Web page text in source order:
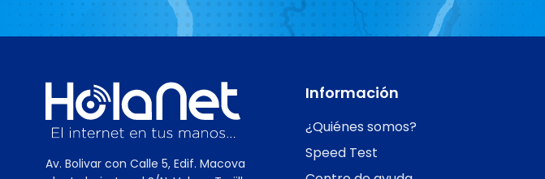
Av. Bolivar con Calle 5, Edif. Macova
Información
¿Quiénes somos?
Speed Test